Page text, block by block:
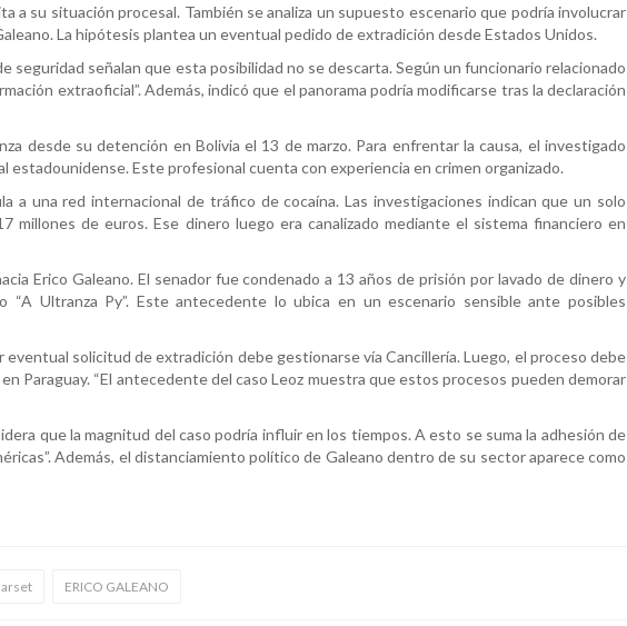
a su situación procesal. También se analiza un supuesto escenario que podría involucrar
La hipótesis plantea un eventual pedido de extradición desde Estados Unidos.
seguridad señalan que esta posibilidad no se descarta. Según un funcionario relacionado
extraoficial”. Además, indicó que el panorama podría modificarse tras la declaración
desde su detención en Bolivia el 13 de marzo. Para enfrentar la causa, el investigado
estadounidense. Este profesional cuenta con experiencia en crimen organizado.
a una red internacional de tráfico de cocaína. Las investigaciones indican que un solo
millones de euros. Ese dinero luego era canalizado mediante el sistema financiero en
Erico Galeano. El senador fue condenado a 13 años de prisión por lavado de dinero y
“A Ultranza Py”. Este antecedente lo ubica en un escenario sensible ante posibles
solicitud de extradición debe gestionarse vía Cancillería. Luego, el proceso debe
Paraguay. “El antecedente del caso Leoz muestra que estos procesos pueden demorar
que la magnitud del caso podría influir en los tiempos. A esto se suma la adhesión de
Además, el distanciamiento político de Galeano dentro de su sector aparece como
ERICO GALEANO